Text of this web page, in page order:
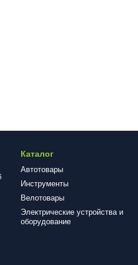
Каталог
Автотовары
Инструменты
Велотовары
Электрические устройства и
оборудование